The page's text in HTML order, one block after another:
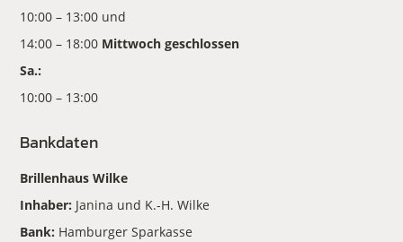
10:00 – 13:00 und
14:00 – 18:00 Mittwoch geschlossen
Sa.:
10:00 – 13:00
Bankdaten
Brillenhaus Wilke
Inhaber: Janina und K.-H. Wilke
Bank: Hamburger Sparkasse